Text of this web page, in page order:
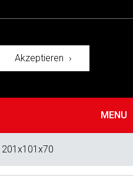
Akzeptieren
MENU
201x101x70